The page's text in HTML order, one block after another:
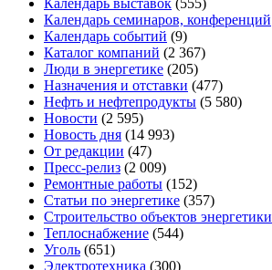
Календарь выставок (555)
Календарь семинаров, конференций
Календарь событий (9)
Каталог компаний (2 367)
Люди в энергетике (205)
Назначения и отставки (477)
Нефть и нефтепродукты (5 580)
Новости (2 595)
Новость дня (14 993)
От редакции (47)
Пресс-релиз (2 009)
Ремонтные работы (152)
Статьи по энергетике (357)
Строительство объектов энергетики
Теплоснабжение (544)
Уголь (651)
Электротехника (300)